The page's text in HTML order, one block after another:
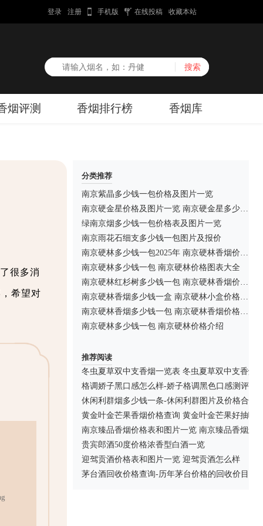
登录 注册 手机版 在线投稿 收藏本站
烟评测 香烟排行榜 香烟库
很多消
希望对
分类推荐
南京紫晶多少钱一包价格及图片一览
南京硬金星价格及图片一览 南京硬金星多少钱一盒
绿南京烟多少钱一包价格表及图片一览
南京雨花石细支多少钱一包图片及报价
南京硬林多少钱一包2025年 南京硬林香烟价格查询
南京硬林多少钱一包 南京硬林价格图表大全
南京硬林红杉树多少钱一包 南京硬林香烟价格查询
南京硬林香烟多少钱一盒 南京硬林小盒价格及参数
南京硬林香烟多少钱一包 南京硬林香烟价格查询
南京硬林多少钱一包 南京硬林价格介绍
推荐阅读
冬虫夏草双中支香烟一览表 冬虫夏草双中支香烟
格调娇子黑口感怎么样-娇子格调黑色口感测评汇
休闲利群烟多少钱一条-休闲利群图片及价格合集
黄金叶金芒果香烟价格查询 黄金叶金芒果好抽嘛
南京臻品香烟价格表和图片一览 南京臻品香烟怎
贵宾郎酒50度价格浓香型白酒一览
迎驾贡酒价格表和图片一览 迎驾贡酒怎么样
茅台酒回收价格查询-历年茅台价格的回收价目表